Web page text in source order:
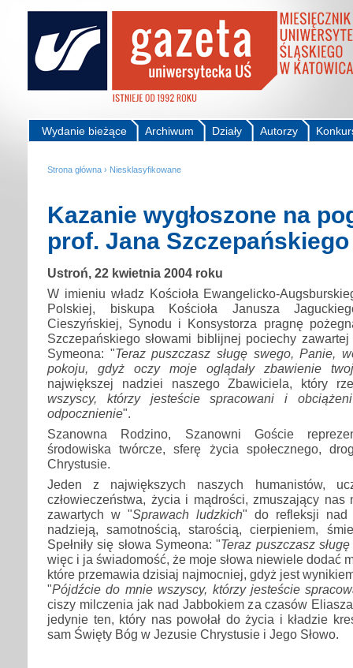
Autorzy
Działy
Archiwum
Wydanie bieżące
Strona główna › Niesklasyfikowane
Kazanie wygłoszone na
prof. Jana Szczepańskiego
Ustroń, 22 kwietnia 2004 roku
W imieniu władz Kościoła Ewangelicko-
Polskiej, biskupa Kościoła Janusza
Cieszyńskiej, Synodu i Konsystorza pragnę
Szczepańskiego słowami biblijnej pociechy
Symeona: "Teraz puszczasz sługę swego, Panie,
pokoju, gdyż oczy moje oglądały zbawienie
największej nadziei naszego Zbawiciela, który
wszyscy, którzy jesteście spracowani i
odpocznienie".
Szanowna Rodzino, Szanowni Goście
środowiska twórcze, sferę życia społecznego,
Chrystusie.
Jeden z największych naszych humanistów,
człowieczeństwa, życia i mądrości, zmuszający nas
zawartych w "Sprawach ludzkich" do refleksji nad
nadzieją, samotnością, starością, cierpieniem,
Spełniły się słowa Symeona: "Teraz puszczasz
więc i ja świadomość, że moje słowa niewiele dodać
które przemawia dzisiaj najmocniej, gdyż jest
"Pójdźcie do mnie wszyscy, którzy jesteście
ciszy milczenia jak nad Jabbokiem za czasów
jedynie ten, który nas powołał do życia i kładzie
sam Święty Bóg w Jezusie Chrystusie i Jego Słowo.